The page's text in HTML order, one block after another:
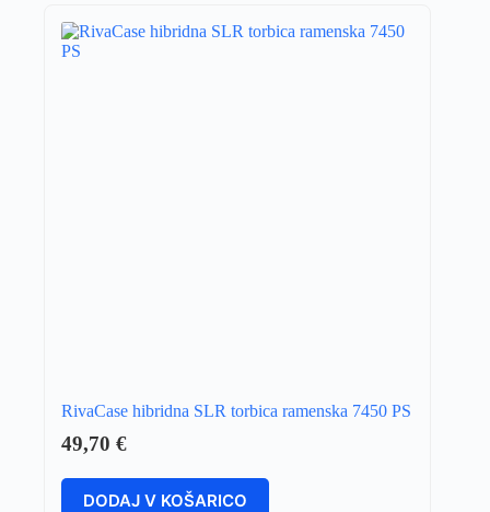
RivaCase hibridna SLR torbica ramenska 7450 PS
49,70 €
DODAJ V KOŠARICO